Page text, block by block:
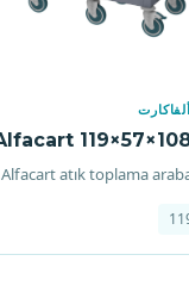
Alfacart atık toplama